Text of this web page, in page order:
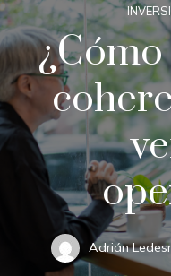
Adrián